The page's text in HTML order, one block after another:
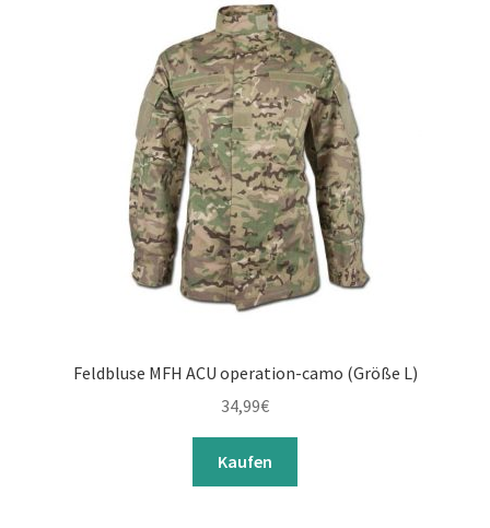
Feldbluse MFH ACU operation-camo (Größe L)
34,99€
Kaufen